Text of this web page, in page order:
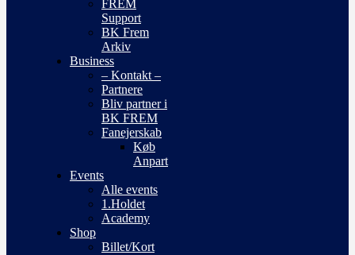
FREM
Support
BK Frem
Arkiv
Business
– Kontakt –
Partnere
Bliv partner i
BK FREM
Fanejerskab
Køb
Anpart
Events
Alle events
1.Holdet
Academy
Shop
Billet/Kort